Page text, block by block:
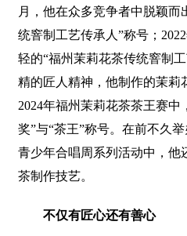
月，他在众多竞争者中脱颖而
统窨制工艺传承人”称号；
轻的“福州茉莉花茶传统窨制
精的匠人精神，他制作的茉莉
2024年福州茉莉花茶茶王赛中
奖”与“茶王”称号。在前不久
青少年合唱周系列活动中，他
茶制作技艺。
不仅有匠心还有善心